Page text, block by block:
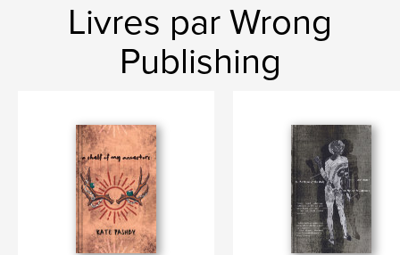
Livres par Wrong
Publishing